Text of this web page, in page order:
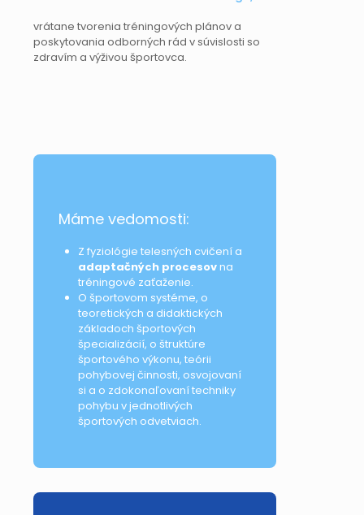
vrátane tvorenia tréningových plánov a
poskytovania odborných rád v súvislosti so
zdravím a výživou športovca.
Máme vedomosti:
Z fyziológie telesných cvičení a
adaptačných procesovna
tréningové zaťaženie.
O športovom systéme, o
teoretických a didaktických
základoch športových
špecializácií, o štruktúre
športového výkonu, teórii
pohybovej činnosti, osvojovaní
si a o zdokonaľovaní techniky
pohybu v jednotlivých
športových odvetviach.